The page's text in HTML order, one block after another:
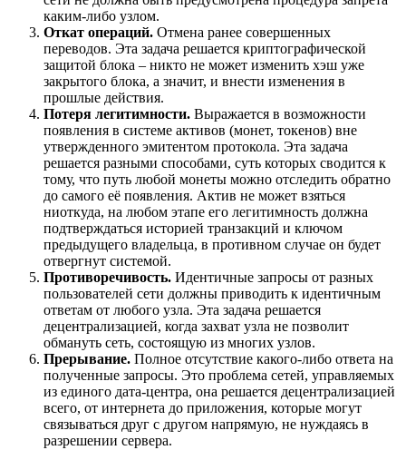
каким-либо узлом.
Откат операций. Отмена ранее совершенных
переводов. Эта задача решается криптографической
защитой блока – никто не может изменить хэш уже
закрытого блока, а значит, и внести изменения в
прошлые действия.
Потеря легитимности. Выражается в возможности
появления в системе активов (монет, токенов) вне
утвержденного эмитентом протокола. Эта задача
решается разными способами, суть которых сводится к
тому, что путь любой монеты можно отследить обратно
до самого её появления. Актив не может взяться
ниоткуда, на любом этапе его легитимность должна
подтверждаться историей транзакций и ключом
предыдущего владельца, в противном случае он будет
отвергнут системой.
Противоречивость. Идентичные запросы от разных
пользователей сети должны приводить к идентичным
ответам от любого узла. Эта задача решается
децентрализацией, когда захват узла не позволит
обмануть сеть, состоящую из многих узлов.
Прерывание. Полное отсутствие какого-либо ответа на
полученные запросы. Это проблема сетей, управляемых
из единого дата-центра, она решается децентрализацией
всего, от интернета до приложения, которые могут
связываться друг с другом напрямую, не нуждаясь в
разрешении сервера.